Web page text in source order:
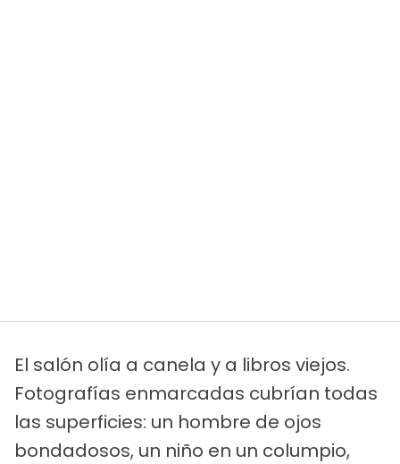
El salón olía a canela y a libros viejos.
Fotografías enmarcadas cubrían todas
las superficies: un hombre de ojos
bondadosos, un niño en un columpio,